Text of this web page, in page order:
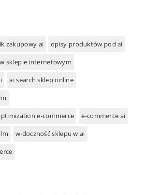
zakupowy ai opisy produktów pod ai
sklepie internetowym
ai search sklep online
e-commerce e-commerce ai
widoczność sklepu w ai